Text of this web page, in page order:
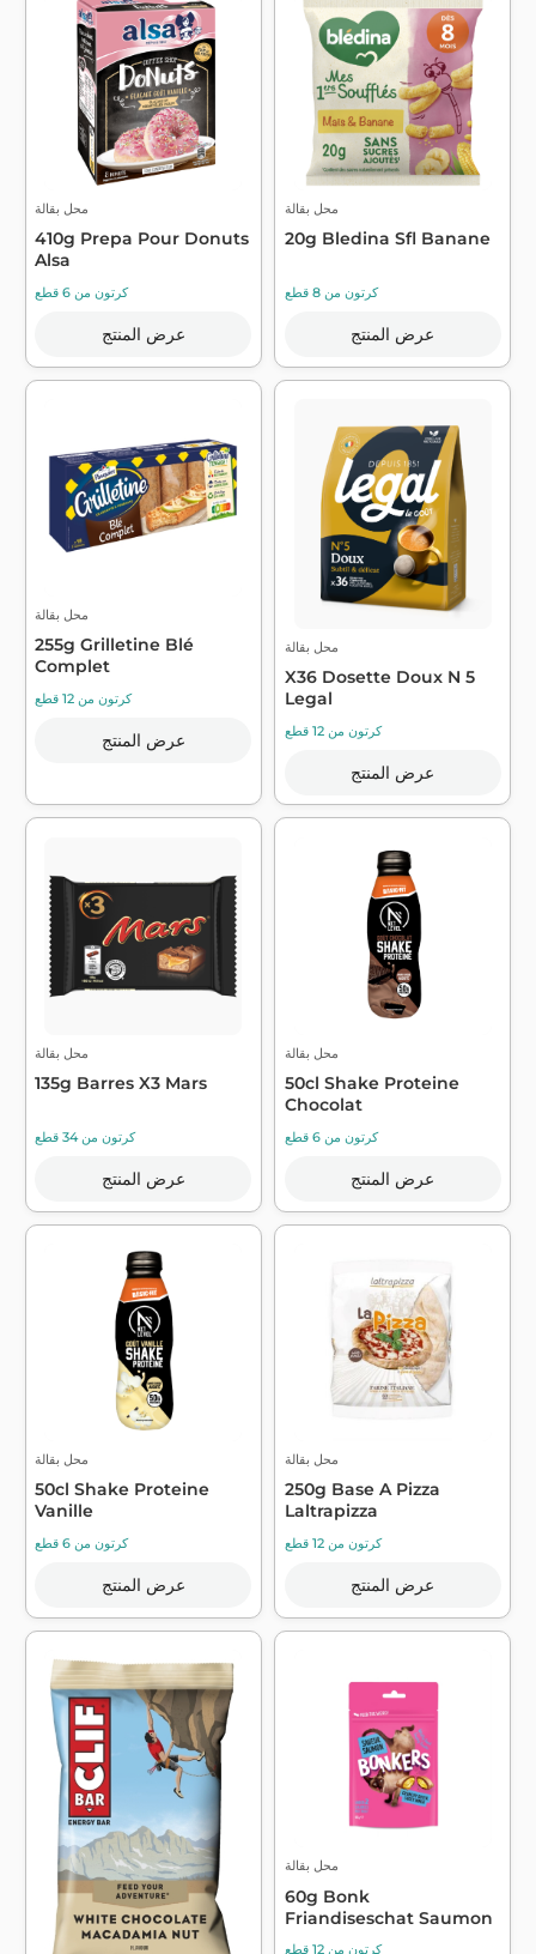
محل بقالة
410g Prepa Pour Donuts
Alsa
كرتون من 6 قطع
عرض المنتج
محل بقالة
20g Bledina Sfl Banane
كرتون من 8 قطع
عرض المنتج
محل بقالة
255g Grilletine Blé
Complet
كرتون من 12 قطع
عرض المنتج
محل بقالة
X36 Dosette Doux N 5
Legal
كرتون من 12 قطع
عرض المنتج
محل بقالة
135g Barres X3 Mars
كرتون من 34 قطع
عرض المنتج
محل بقالة
50cl Shake Proteine
Chocolat
كرتون من 6 قطع
عرض المنتج
محل بقالة
50cl Shake Proteine
Vanille
كرتون من 6 قطع
عرض المنتج
محل بقالة
250g Base A Pizza
Laltrapizza
كرتون من 12 قطع
عرض المنتج
محل بقالة
60g Bonk
Friandiseschat Saumon
كرتون من 12 قطع